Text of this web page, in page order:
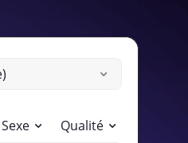
Sexe Qualité